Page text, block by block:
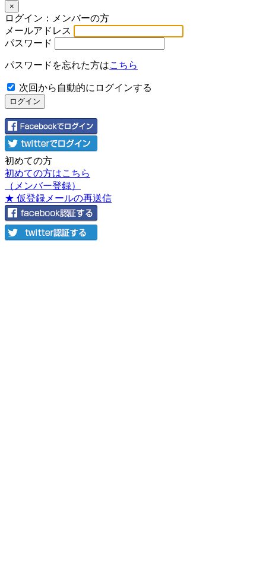
×
ログイン：メンバーの方
メールアドレス
パスワード
パスワードを忘れた方はこちら
次回から自動的にログインする
初めての方
初めての方はこちら
（メンバー登録）
★ 仮登録メールの再送信